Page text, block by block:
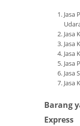
Jasa
Jasa
Jasa
Jasa
Jasa
Jasa
Jasa
Barang
Express